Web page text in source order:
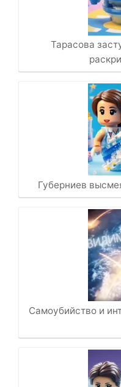
Тарасова
Губерниев
Самоубийство и